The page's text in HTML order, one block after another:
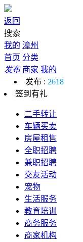
返回
搜索
我的 漳州
首页 分类
发布 商家 我的
发布 : 2618
签到有礼
二手转让
车辆买卖
房屋租售
全职招聘
兼职招聘
交友活动
宠物
生活服务
教育培训
商务服务
商家机构